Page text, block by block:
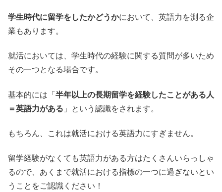
学生時代に留学をしたかどうかにおいて、英語力を測る企
業もあります。
就活においては、学生時代の経験に関する質問が多いため
その一つとなる場合です。
基本的には「 半年以上の長期留学を経験したことがある人
＝英語力がある 」という認識をされます。
もちろん、これは就活における英語力にすぎません。
留学経験がなくても英語力がある方はたくさんいらっしゃ
るので、あくまで就活における指標の一つに過ぎないとい
うことをご認識ください！